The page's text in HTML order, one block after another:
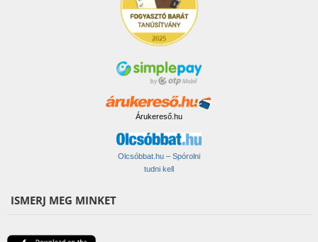
Árukereső.hu
Olcsóbbat.hu – Spórolni
tudni kell
ISMERJ MEG MINKET